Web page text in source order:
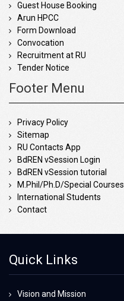
Guest House Booking
Arun HPCC
Form Download
Convocation
Recruitment at RU
Tender Notice
Footer Menu
Privacy Policy
Sitemap
RU Contacts App
BdREN vSession Login
BdREN vSession tutorial
M.Phil/Ph.D/Special Courses
International Students
Contact
Quick Links
Vision and Mission